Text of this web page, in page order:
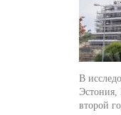
В
Эстония,
второй